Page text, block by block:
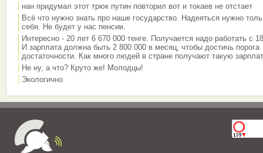
нан придумал этот трюк путин повторил вот и токаев не отстает
Всё что нужно знать про наше государство. Надеяться нужно
себя. Не будет у нас пенсии.
Интересно - 20 лет 6 670 000 тенге. Получается надо работать с
И зарплата должна быть 2 800 000 в месяц, чтобы достичь порога
достаточности. Как много людей в стране получают такую
Не ну, а что? Круто же! Молодцы!
Экологично